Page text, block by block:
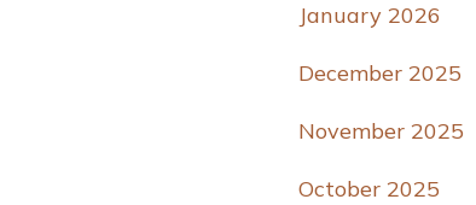
January 2026
December 2025
November 2025
October 2025